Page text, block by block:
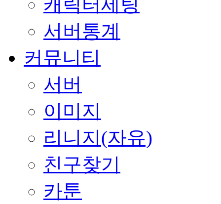
서버통계
커뮤니티
서버
이미지
리니지(자유)
친구찾기
카툰